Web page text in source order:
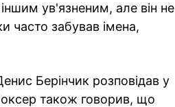
ув'язненим, але він не
часто забував імена,
Берінчик розповідав у
також говорив, що